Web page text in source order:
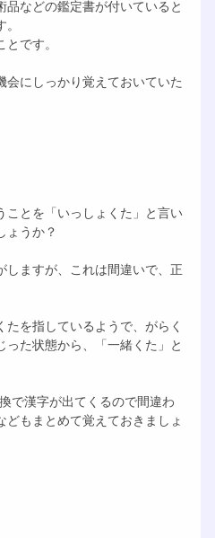
品などの鑑定書が付いていると
です。
にしっかり覚えておいていた
ことを「いっしょくた」と言い
ょうか？
しますが、これは間違いで、正
たを指しているようで、がらく
た状態から、「一緒くた」と
で漢字が出てくるので間違わ
もまとめて覚えておきましょ